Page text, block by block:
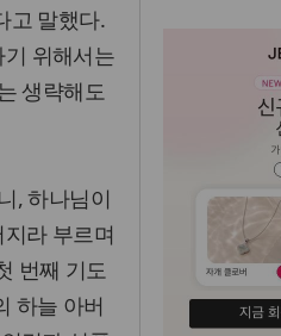
고 말했다.
위해서는
생략해도
, 하나님이
라 부르며
번째 기도
하늘 아버